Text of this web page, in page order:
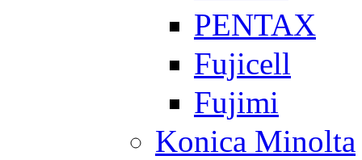
PENTAX
Fujicell
Fujimi
Konica Minolta